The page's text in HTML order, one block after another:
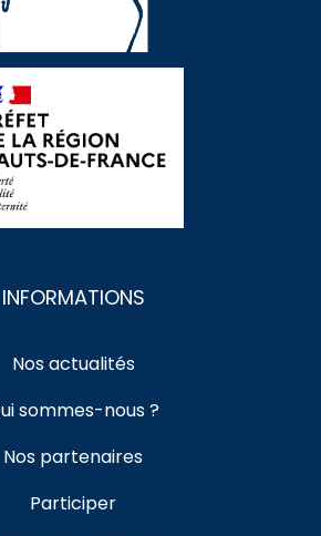
INFORMATIONS
Nos actualités
sommes-nous ?
Nos partenaires
Participer